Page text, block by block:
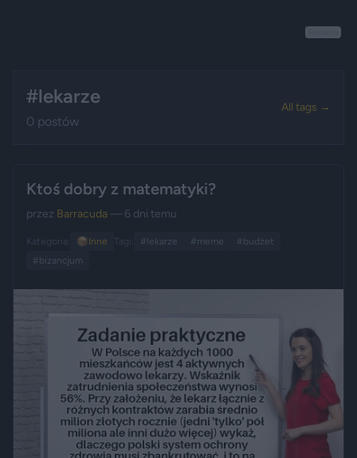
#lekarze
0 postów
All tags →
Ktoś dobry z matematyki?
przez Barracuda — 6 dni temu
Kategoria: 📦 Inne Tagi: #lekarze #meme
#budżet
#bizancjum